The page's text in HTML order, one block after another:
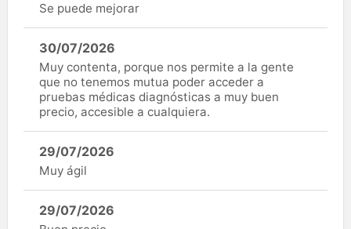
Se puede mejorar
30/07/2026
Muy contenta, porque nos permite a la gente
que no tenemos mutua poder acceder a
pruebas médicas diagnósticas a muy buen
precio, accesible a cualquiera.
29/07/2026
Muy ágil
29/07/2026